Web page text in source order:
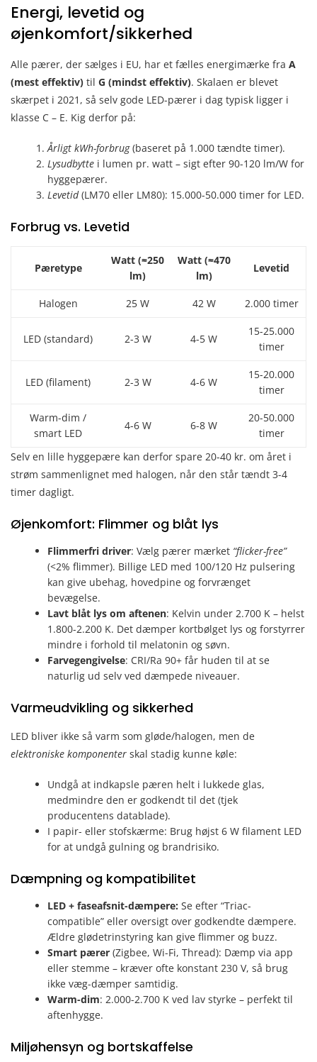
Energi, levetid og
øjenkomfort/sikkerhed
Alle pærer, der sælges i EU, har et fælles energimærke fra A
(mest effektiv) til G (mindst effektiv). Skalaen er blevet
skærpet i 2021, så selv gode LED-pærer i dag typisk ligger i
klasse C – E. Kig derfor på:
Årligt kWh-forbrug(baseret på 1.000 tændte timer).
Lysudbytte i lumen pr. watt – sigt efter 90-120 lm/W for
hyggepærer.
Levetid(LM70 eller LM80): 15.000-50.000 timer for LED.
Forbrug vs. Levetid
Pæretype
Watt (≈250
lm)
Watt (≈470
lm)
Levetid
Halogen 25 W 42 W 2.000 timer
LED (standard) 2-3 W 4-5 W
15-25.000
timer
LED (filament) 2-3 W 4-6 W
15-20.000
timer
Warm-dim /
smart LED
4-6 W 6-8 W
20-50.000
timer
Selv en lille hyggepære kan derfor spare 20-40 kr. om året i
strøm sammenlignet med halogen, når den står tændt 3-4
timer dagligt.
Øjenkomfort: Flimmer og blåt lys
Flimmerfri driver: Vælg pærer mærket “flicker-free”
(<2% flimmer). Billige LED med 100/120 Hz pulsering
kan give ubehag, hovedpine og forvrænget
bevægelse.
Lavt blåt lys om aftenen: Kelvin under 2.700 K – helst
1.800-2.200 K. Det dæmper kortbølget lys og forstyrrer
mindre i forhold til melatonin og søvn.
Farvegengivelse: CRI/Ra 90+ får huden til at se
naturlig ud selv ved dæmpede niveauer.
Varmeudvikling og sikkerhed
LED bliver ikke så varm som gløde/halogen, men de
elektroniske komponenter skal stadig kunne køle:
Undgå at indkapsle pæren helt i lukkede glas,
medmindre den er godkendt til det (tjek
producentens datablade).
I papir- eller stofskærme: Brug højst 6 W filament LED
for at undgå gulning og brandrisiko.
Dæmpning og kompatibilitet
LED + faseafsnit-dæmpere: Se efter “Triac-
compatible” eller oversigt over godkendte dæmpere.
Ældre glødetrinstyring kan give flimmer og buzz.
Smart pærer (Zigbee, Wi-Fi, Thread): Dæmp via app
eller stemme – kræver ofte konstant 230 V, så brug
ikke væg-dæmper samtidig.
Warm-dim: 2.000-2.700 K ved lav styrke – perfekt til
aftenhygge.
Miljøhensyn og bortskaffelse